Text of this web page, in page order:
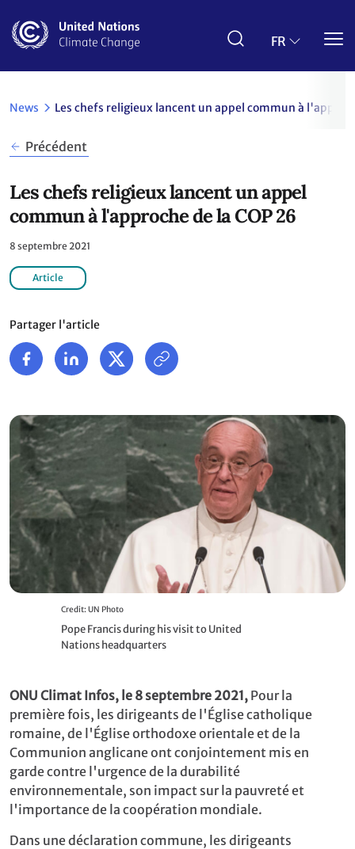
au
contenu
FR
News Les chefs religieux lancent un appel commun à
Précédent
Les chefs religieux lancent un appel
commun à l'approche de la COP 26
8 septembre 2021
Article
Partager l'article
Credit: UN Photo
Pope Francis during his visit to United
Nations headquarters
ONU Climat Infos, le 8 septembre 2021, Pour la
première fois, les dirigeants de l'Église catholique
romaine, de l'Église orthodoxe orientale et de la
Communion anglicane ont conjointement mis en
garde contre l'urgence de la durabilité
environnementale, son impact sur la pauvreté et
l'importance de la coopération mondiale.
Dans une déclaration commune, les dirigeants